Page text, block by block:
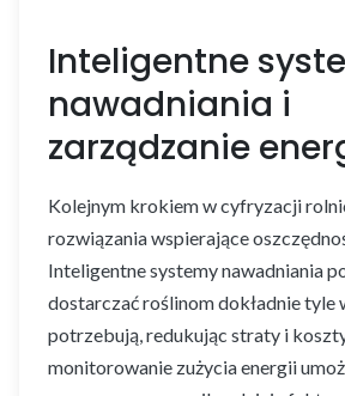
Inteligentne
nawadniania i
zarządzanie
Kolejnym krokiem w cyfryzacji
rozwiązania wspierające
Inteligentne systemy nawadniania
dostarczać roślinom dokładnie tyle
potrzebują, redukując straty i
monitorowanie zużycia energii